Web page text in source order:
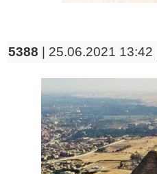
5388 | 25.06.2021 13:42 |